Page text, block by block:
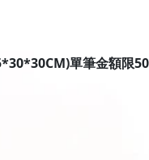
單筆金額限